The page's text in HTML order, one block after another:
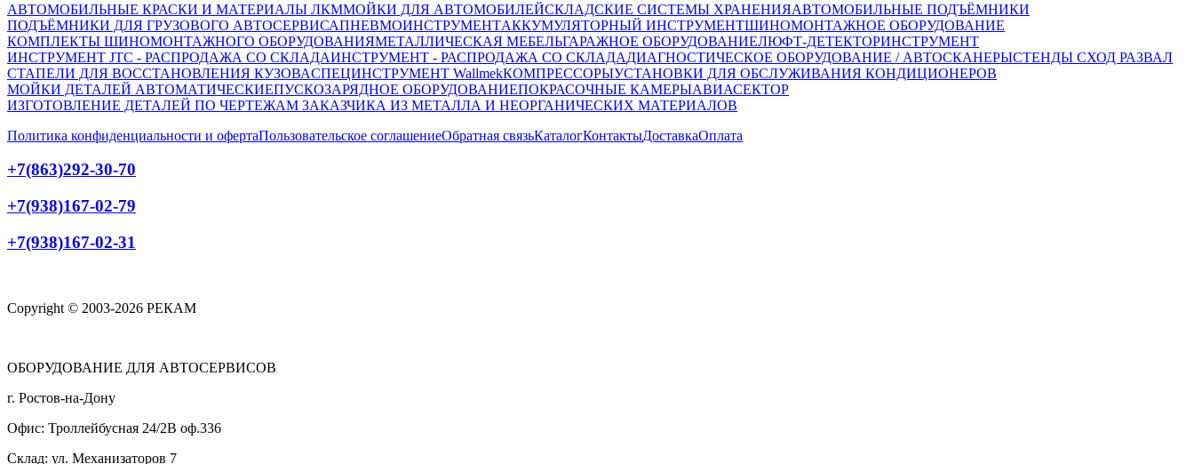
АВТОМОБИЛЬНЫЕ КРАСКИ И МАТЕРИАЛЫ ЛКММОЙКИ ДЛЯ АВТОМОБИЛЕЙСКЛАДСКИЕ СИСТЕМЫ ХРАНЕНИЯАВТОМОБИЛЬНЫЕ ПОДЪЁМНИКИ
ПОДЪЁМНИКИ ДЛЯ ГРУЗОВОГО АВТОСЕРВИСАПНЕВМОИНСТРУМЕНТАККУМУЛЯТОРНЫЙ ИНСТРУМЕНТШИНОМОНТАЖНОЕ ОБОРУДОВАНИЕ
КОМПЛЕКТЫ ШИНОМОНТАЖНОГО ОБОРУДОВАНИЯМЕТАЛЛИЧЕСКАЯ МЕБЕЛЬГАРАЖНОЕ ОБОРУДОВАНИЕЛЮФТ-ДЕТЕКТОРИНСТРУМЕНТ
ИНСТРУМЕНТ JTC - РАСПРОДАЖА СО СКЛАДАИНСТРУМЕНТ - РАСПРОДАЖА СО СКЛАДАДИАГНОСТИЧЕСКОЕ ОБОРУДОВАНИЕ / АВТОСКАНЕРЫСТЕНДЫ СХОД РАЗВАЛ
СТАПЕЛИ ДЛЯ ВОССТАНОВЛЕНИЯ КУЗОВАСПЕЦИНСТРУМЕНТ WallmekКОМПРЕССОРЫУСТАНОВКИ ДЛЯ ОБСЛУЖИВАНИЯ КОНДИЦИОНЕРОВ
МОЙКИ ДЕТАЛЕЙ АВТОМАТИЧЕСКИЕПУСКОЗАРЯДНОЕ ОБОРУДОВАНИЕПОКРАСОЧНЫЕ КАМЕРЫАВИАСЕКТОР
ИЗГОТОВЛЕНИЕ ДЕТАЛЕЙ ПО ЧЕРТЕЖАМ ЗАКАЗЧИКА ИЗ МЕТАЛЛА И НЕОРГАНИЧЕСКИХ МАТЕРИАЛОВ
Политика конфиденциальности и офертаПользовательское соглашениеОбратная связьКаталогКонтактыДоставкаОплата
+7(863)292-30-70
+7(938)167-02-79
+7(938)167-02-31
Copyright © 2003-2026 РЕКАМ
ОБОРУДОВАНИЕ ДЛЯ АВТОСЕРВИСОВ
г. Ростов-на-Дону
Офис: Троллейбусная 24/2В оф.336
Склад: ул. Механизаторов 7